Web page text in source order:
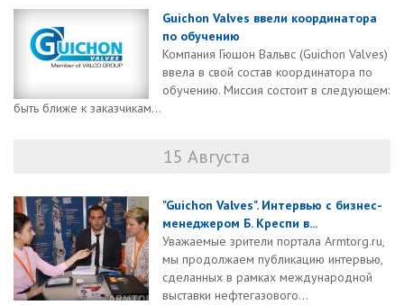
Guichon Valves ввели координатора
по обучению
Компания Гюшон Вальвс (Guichon Valves)
ввела в свой состав координатора по
обучению. Миссия состоит в следующем:
быть ближе к заказчикам...
15 Августа
"Guichon Valves". Интервью с бизнес-
менеджером Б. Креспи в...
Уважаемые зрители портала Armtorg.ru,
мы продолжаем публикацию интервью,
сделанных в рамках международной
выставки нефтегазового...